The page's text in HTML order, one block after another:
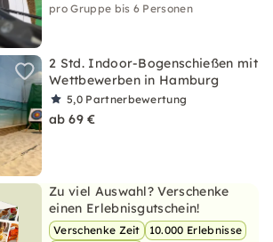
pro Gruppe bis 6 Personen
2 Std. Indoor-Bogenschießen mit
Wettbewerben in Hamburg
5,0 Partnerbewertung
ab 69 €
Zu viel Auswahl? Verschenke
einen Erlebnisgutschein!
Verschenke Zeit
10.000 Erlebnisse